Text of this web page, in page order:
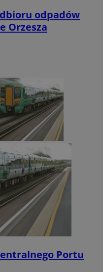
odpadów
Orzesza
Portu